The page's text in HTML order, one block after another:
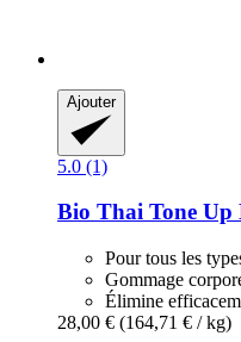
Ajouter
5.0 (1)
Bio Thai Tone Up
Pour tous les
Gommage
Élimine
28,00 € (164,71 € / kg)